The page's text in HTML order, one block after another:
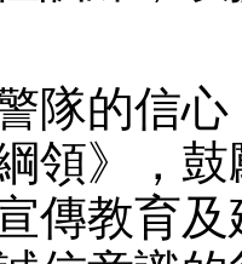
隊的信
領》，
傳教育